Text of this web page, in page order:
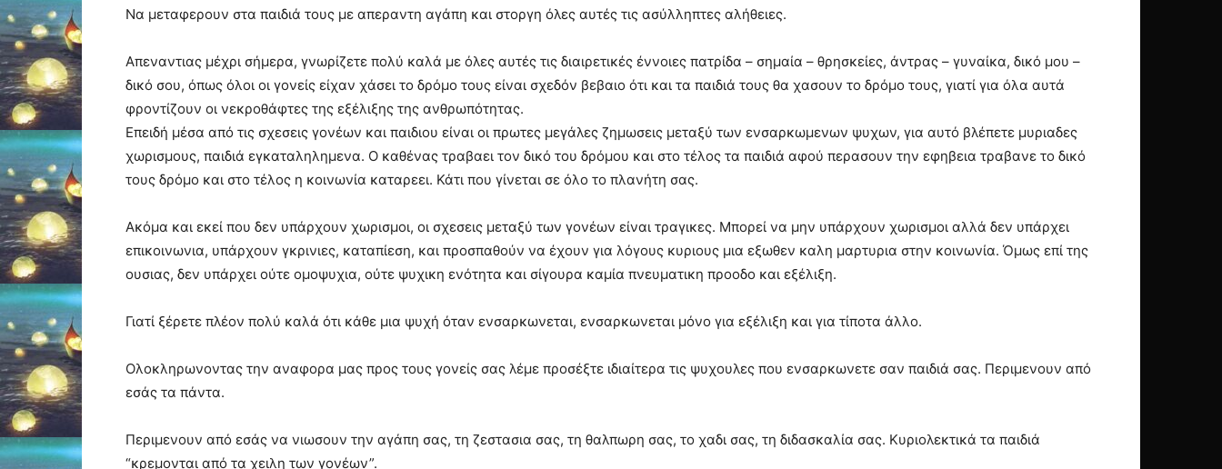
Να μεταφερουν στα παιδιά τους με απεραντη αγάπη και στοργη όλες αυτές τις ασύλληπτες αλήθειες.
Απεναντιας μέχρι σήμερα, γνωρίζετε πολύ καλά με όλες αυτές τις διαιρετικές έννοιες πατρίδα – σημαία – θρησκείες, άντρας – γυναίκα, δικό μου –
δικό σου, όπως όλοι οι γονείς είχαν χάσει το δρόμο τους είναι σχεδόν βεβαιο ότι και τα παιδιά τους θα χασουν το δρόμο τους, γιατί για όλα αυτά
φροντίζουν οι νεκροθάφτες της εξέλιξης της ανθρωπότητας.
Επειδή μέσα από τις σχεσεις γονέων και παιδιου είναι οι πρωτες μεγάλες ζημωσεις μεταξύ των ενσαρκωμενων ψυχων, για αυτό βλέπετε μυριαδες
χωρισμους, παιδιά εγκαταληλημενα. Ο καθένας τραβαει τον δικό του δρόμου και στο τέλος τα παιδιά αφού περασουν την εφηβεια τραβανε το δικό
τους δρόμο και στο τέλος η κοινωνία καταρεει. Κάτι που γίνεται σε όλο το πλανήτη σας.
Ακόμα και εκεί που δεν υπάρχουν χωρισμοι, οι σχεσεις μεταξύ των γονέων είναι τραγικες. Μπορεί να μην υπάρχουν χωρισμοι αλλά δεν υπάρχει
επικοινωνια, υπάρχουν γκρινιες, καταπίεση, και προσπαθούν να έχουν για λόγους κυριους μια εξωθεν καλη μαρτυρια στην κοινωνία. Όμως επί της
ουσιας, δεν υπάρχει ούτε ομοψυχια, ούτε ψυχικη ενότητα και σίγουρα καμία πνευματικη προοδο και εξέλιξη.
Γιατί ξέρετε πλέον πολύ καλά ότι κάθε μια ψυχή όταν ενσαρκωνεται, ενσαρκωνεται μόνο για εξέλιξη και για τίποτα άλλο.
Ολοκληρωνοντας την αναφορα μας προς τους γονείς σας λέμε προσέξτε ιδιαίτερα τις ψυχουλες που ενσαρκωνετε σαν παιδιά σας. Περιμενουν από
εσάς τα πάντα.
Περιμενουν από εσάς να νιωσουν την αγάπη σας, τη ζεστασια σας, τη θαλπωρη σας, το χαδι σας, τη διδασκαλία σας. Κυριολεκτικά τα παιδιά
“κρεμονται από τα χειλη των γονέων”.